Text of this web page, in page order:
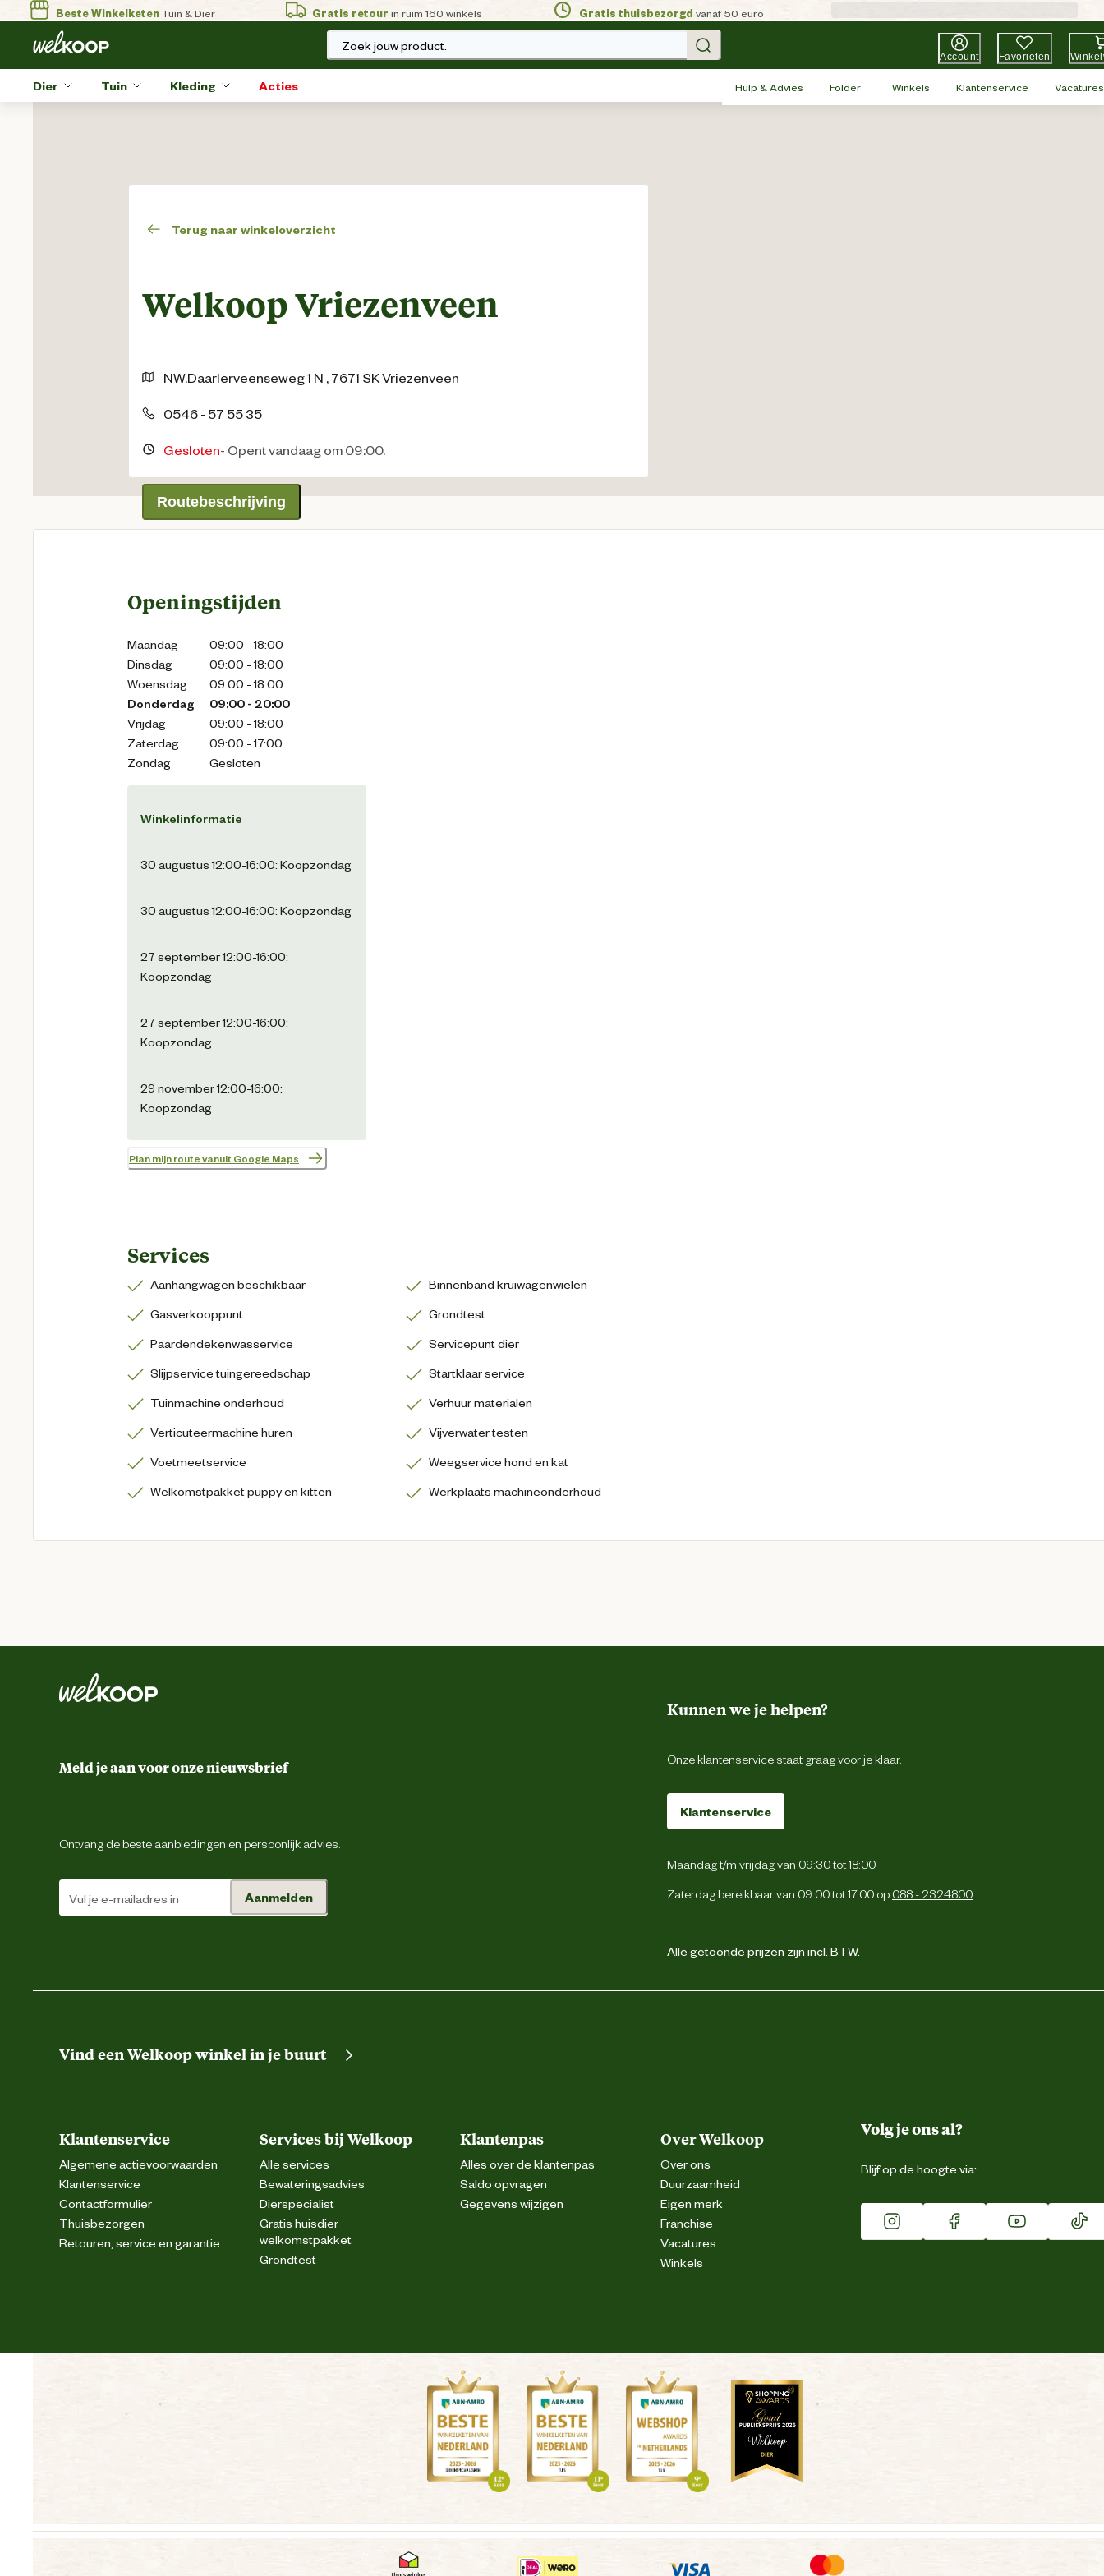
Beste WinkelketenTuin & Dier Gratis retour in ruim 160 winkels Gratis thuisbezorgd vanaf 50 euro
Zoek jouw product.
Account Favorieten
Dier Tuin Kleding Acties Hulp & Advies Folder Winkels Klantenservice Vacatures
Terug naar winkeloverzicht
Welkoop Vriezenveen
NW.Daarlerveenseweg1 N 7671 SKVriezenveen
0546 - 57 55 35
Gesloten- Opent vandaag om 09:00.
Routebeschrijving
Openingstijden
Maandag
09:00 - 18:00
Dinsdag
09:00 - 18:00
Woensdag
09:00 - 18:00
Donderdag
09:00 - 20:00
Vrijdag
09:00 - 18:00
Zaterdag
09:00 - 17:00
Zondag
Gesloten
Winkelinformatie
30 augustus 12:00-16:00: Koopzondag
30 augustus 12:00-16:00: Koopzondag
27 september 12:00-16:00:
Koopzondag
27 september 12:00-16:00:
Koopzondag
29 november 12:00-16:00:
Koopzondag
Plan mijn route vanuit Google Maps
Services
Aanhangwagen beschikbaar
Binnenband kruiwagenwielen
Gasverkooppunt
Grondtest
Paardendekenwasservice
Servicepunt dier
Slijpservice tuingereedschap
Startklaar service
Tuinmachine onderhoud
Verhuur materialen
Verticuteermachine huren
Vijverwater testen
Voetmeetservice
Weegservice hond en kat
Welkomstpakket puppy en kitten
Werkplaats machineonderhoud
Meld je aan voor onze nieuwsbrief
Ontvang de beste aanbiedingen en persoonlijk advies.
Aanmelden
Kunnen we je helpen?
Onze klantenservice staat graag voor je klaar.
Klantenservice
Maandag t/m vrijdag van 09:30 tot 18:00
Zaterdag bereikbaar van 09:00 tot 17:00 op 088 - 2324800
Alle getoonde prijzen zijn incl. BTW.
Vind een Welkoop winkel in je buurt
Klantenservice
Algemene actievoorwaarden
Klantenservice
Contactformulier
Thuisbezorgen
Retouren, service en garantie
Services bij Welkoop
Alle services
Bewateringsadvies
Dierspecialist
Gratis huisdier
welkomstpakket
Grondtest
Klantenpas
Alles over de klantenpas
Saldo opvragen
Gegevens wijzigen
Over Welkoop
Over ons
Duurzaamheid
Eigen merk
Franchise
Vacatures
Winkels
Volg je ons al?
Blijf op de hoogte via: